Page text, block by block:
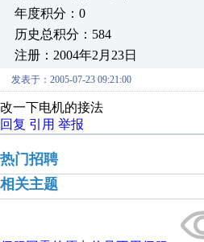
年度积分：0
历史总积分：584
注册：2004年2月23日
发表于：2005-07-23 09:21:00
改一下电机的接法
回复 引用 举报
热门招聘
相关主题